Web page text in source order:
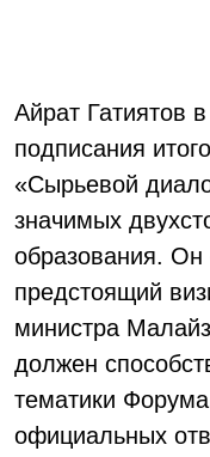
инноваций» В зале,
ЛЭТИ, СПбГУ, ВШЭ,
технического
Айрат Гатиятов
подписания
«Сырьевой
значимых
образования. Он
предстоящий
министра
должен
тематики
официальных